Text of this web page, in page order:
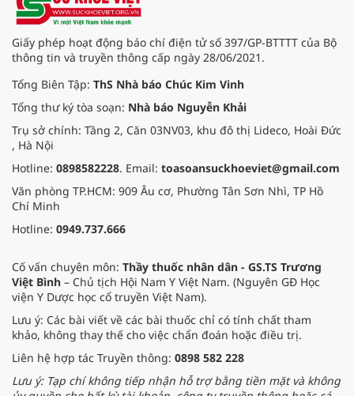
Giấy phép hoạt động báo chí điện tử số 397/GP-BTTTT của Bộ
thông tin và truyền thông cấp ngày 28/06/2021.
Tổng Biên Tập: ThS Nhà báo Chúc Kim Vinh
Tổng thư ký tòa soạn: Nhà báo Nguyễn Khải
Trụ sở chính: Tầng 2, Căn 03NV03, khu đô thị Lideco, Hoài Đức
, Hà Nội
Hotline: 0898582228. Email: toasoansuckhoeviet@gmail.com
Văn phòng TP.HCM: 909 Âu cơ, Phường Tân Sơn Nhì, TP Hồ
Chí Minh
Hotline: 0949.737.666
Cố vấn chuyên môn: Thầy thuốc nhân dân - GS.TS Trương
Việt Bình – Chủ tịch Hội Nam Y Việt Nam. (Nguyên GĐ Học
viện Y Dược học cổ truyền Việt Nam).
Lưu ý: Các bài viết về các bài thuốc chỉ có tính chất tham
khảo, không thay thế cho việc chẩn đoán hoặc điều trị.
Liên hệ hợp tác Truyền thông: 0898 582 228
Lưu ý: Tạp chí không tiếp nhận hỗ trợ bằng tiền mặt và không